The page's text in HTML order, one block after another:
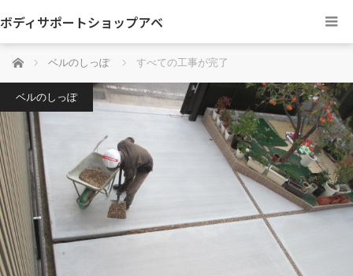
ボディサポートショップアベ
ホーム ベルのしっぽ すべての工事が完了
ベルのしっぽ